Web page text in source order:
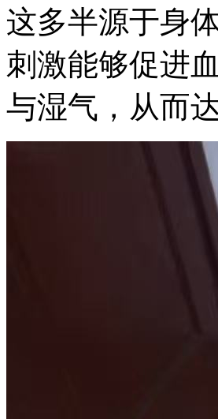
这多半源于身
刺激能够促进
与湿气，从而